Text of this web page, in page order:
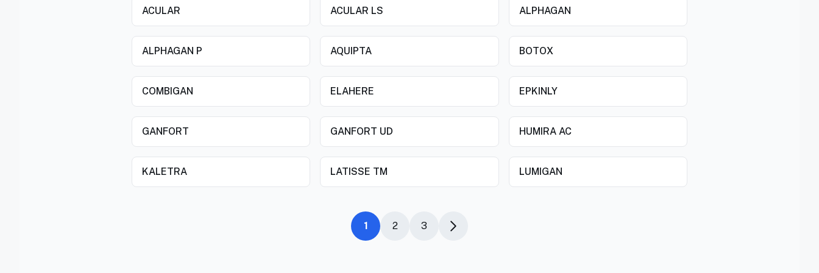
ACULAR ACULAR LS ALPHAGAN
ALPHAGAN P AQUIPTA BOTOX
COMBIGAN ELAHERE EPKINLY
GANFORT GANFORT UD HUMIRA AC
KALETRA LATISSE TM LUMIGAN
1 2 3